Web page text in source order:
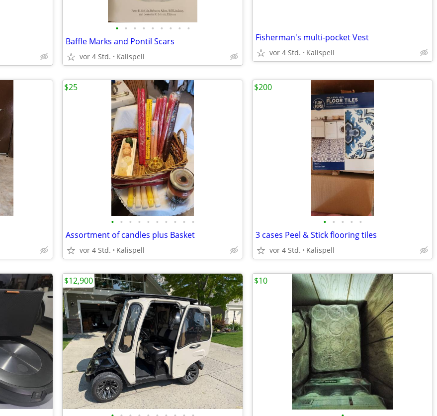
• • • • • • • • •
Baffle Marks and Pontil Scars
vor 4 Std. Kalispell
Fisherman's multi-pocket Vest
vor 4 Std. Kalispell
• • • • • • • • • •
Assortment of candles plus Basket
vor 4 Std. Kalispell
$25
• • • • •
3 cases Peel & Stick flooring tiles
vor 4 Std. Kalispell
$200
$12,900 $10